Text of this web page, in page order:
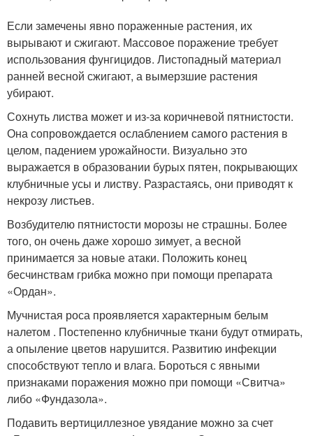
Если замечены явно пораженные растения, их
вырывают и сжигают. Массовое поражение требует
использования фунгицидов. Листопадный материал
ранней весной сжигают, а вымерзшие растения
убирают.
Сохнуть листва может и из-за коричневой пятнистости.
Она сопровождается ослаблением самого растения в
целом, падением урожайности. Визуально это
выражается в образовании бурых пятен, покрывающих
клубничные усы и листву. Разрастаясь, они приводят к
некрозу листьев.
Возбудителю пятнистости морозы не страшны. Более
того, он очень даже хорошо зимует, а весной
принимается за новые атаки. Положить конец
бесчинствам грибка можно при помощи препарата
«Ордан».
Мучнистая роса проявляется характерным белым
налетом . Постепенно клубничные ткани будут отмирать,
а опыление цветов нарушится. Развитию инфекции
способствуют тепло и влага. Бороться с явными
признаками поражения можно при помощи «Свитча»
либо «Фундазола».
Подавить вертициллезное увядание можно за счет